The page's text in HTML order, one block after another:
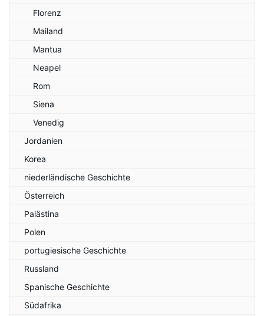
Florenz
Mailand
Mantua
Neapel
Rom
Siena
Venedig
Jordanien
Korea
niederländische Geschichte
Österreich
Palästina
Polen
portugiesische Geschichte
Russland
Spanische Geschichte
Südafrika